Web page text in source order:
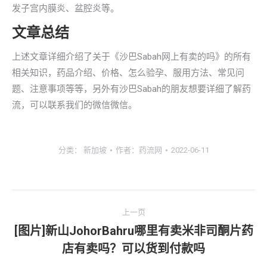
发子宫内膜炎、盆腔炎等。
文章总结
上述文章详细介绍了关于《沙巴Sabah网上有卖的吗》的所有
相关知识，药品介绍、价格、怎么验孕、服用方法、常见问
题、注意事项等等，另外有沙巴Sabah的朋友想要详细了解药
流，可以联系我们的微信微信。
分类： 新加坡 作者： 药流网 2022-06-11
章
上一页
上
一
[图片]新山JohorBahru哪里有卖米非司酮片药
店有卖吗？可以货到付款吗